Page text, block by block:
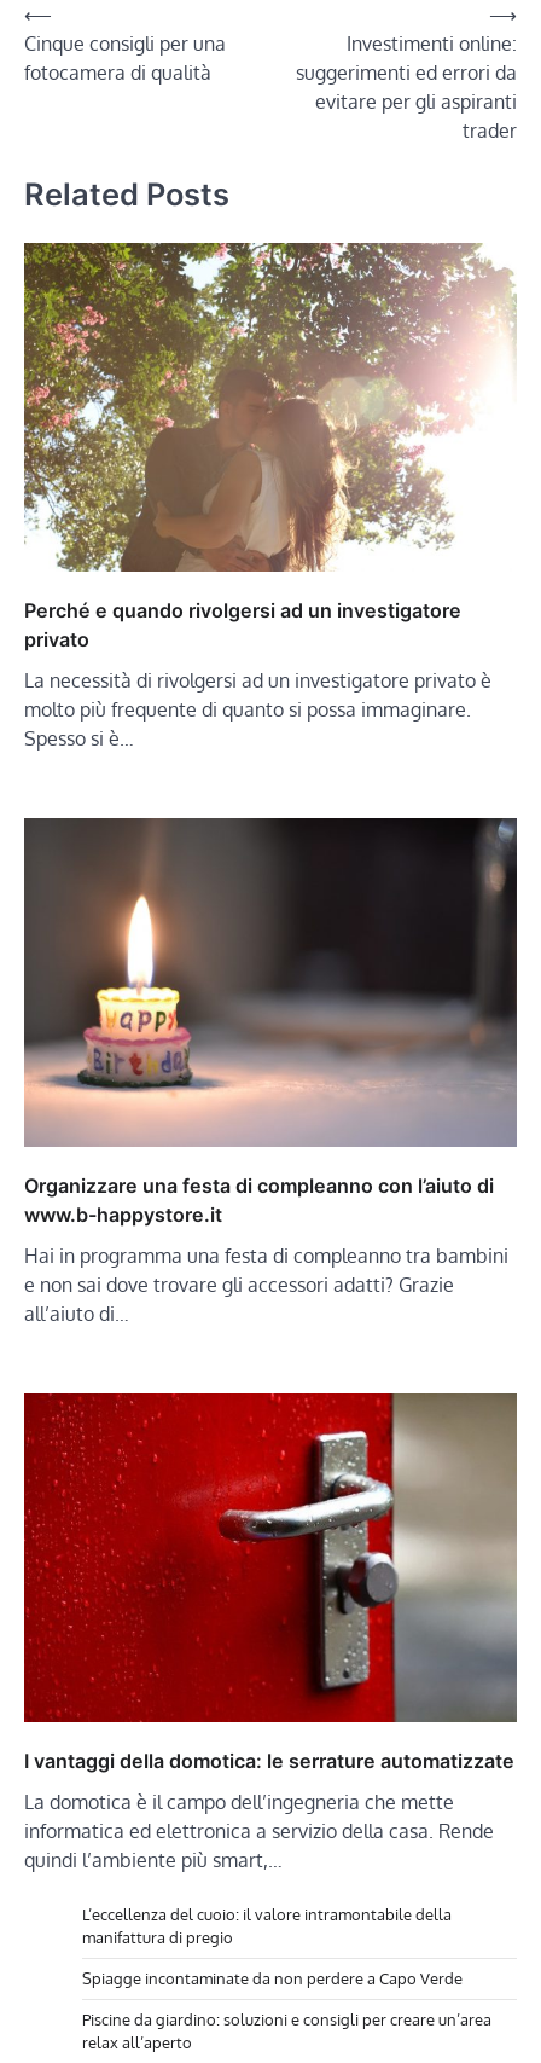
Navigazione
articoli
⟵
Cinque consigli per una
fotocamera di qualità
Investimenti online:
suggerimenti ed errori da
evitare per gli aspiranti
trader
⟶
Related Posts
Perché e quando rivolgersi ad un investigatore
privato
La necessità di rivolgersi ad un investigatore privato è
molto più frequente di quanto si possa immaginare.
Spesso si è…
Organizzare una festa di compleanno con l’aiuto di
www.b-happystore.it
Hai in programma una festa di compleanno tra bambini
e non sai dove trovare gli accessori adatti? Grazie
all’aiuto di…
I vantaggi della domotica: le serrature automatizzate
La domotica è il campo dell’ingegneria che mette
informatica ed elettronica a servizio della casa. Rende
quindi l’ambiente più smart,…
L’eccellenza del cuoio: il valore intramontabile della
manifattura di pregio
Spiagge incontaminate da non perdere a Capo Verde
Piscine da giardino: soluzioni e consigli per creare un’area
relax all’aperto